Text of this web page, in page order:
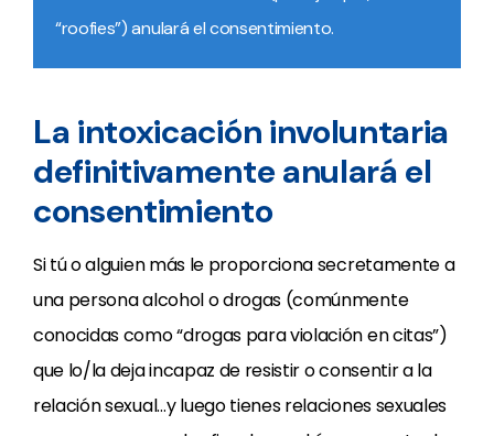
“roofies”) anulará el consentimiento.
La intoxicación involuntaria
definitivamente anulará el
consentimiento
Si tú o alguien más le proporciona secretamente a
una persona alcohol o drogas (comúnmente
conocidas como “drogas para violación en citas”)
que lo/la deja incapaz de resistir o consentir a la
relación sexual…y luego tienes relaciones sexuales